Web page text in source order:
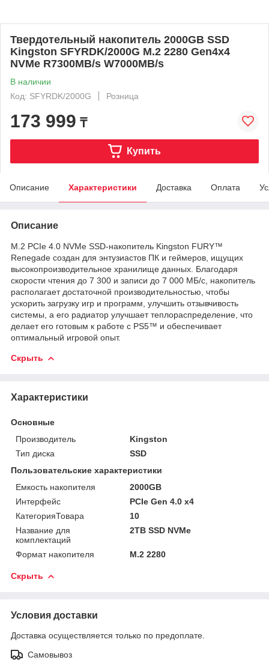
Твердотельный накопитель 2000GB SSD
Kingston SFYRDK/2000G M.2 2280 Gen4x4
NVMe R7300MB/s W7000MB/s
В наличии
Код: SFYRDK/2000G
Розница
173 999 ₸
Купить
Описание Характеристики Доставка Оплата
Описание
M.2 PCIe 4.0 NVMe SSD-накопитель Kingston FURY™
Renegade создан для энтузиастов ПК и геймеров, ищущих
высокопроизводительное хранилище данных. Благодаря
скорости чтения до 7 300 и записи до 7 000 МБ/с, накопитель
располагает достаточной производительностью, чтобы
ускорить загрузку игр и программ, улучшить отзывчивость
системы, а его радиатор улучшает теплораспределение, что
делает его готовым к работе с PS5™ и обеспечивает
оптимальный игровой опыт.
Скрыть
Характеристики
Основные
Производитель
Kingston
Тип диска
SSD
Пользовательские характеристики
Емкость накопителя
2000GB
Интерфейс
PCIe Gen 4.0 x4
КатегорияТовара
10
Название для
комплектаций
2TB SSD NVMe
Формат накопителя M.2 2280
Скрыть
Условия доставки
Доставка осуществляется только по предоплате.
Самовывоз